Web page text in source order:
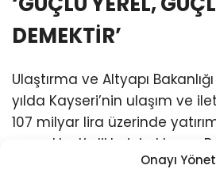
Onayı Yönet
DEMEKTİR’
Ulaştırma ve Altyapı
yılda Kayseri’nin ulaşım ve
107 milyar lira üzerinde
gerçekleştirdiklerini aktaran